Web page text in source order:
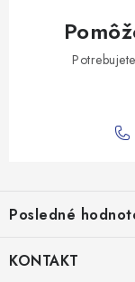
p
ä
Posledné
KONTAKT